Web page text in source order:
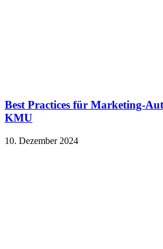
Best Practices für Marketing-
KMU
10. Dezember 2024